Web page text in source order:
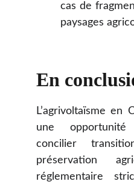
cas de
paysages
En
L’agrivoltaïsme en
une
concilier
préservation
réglementaire